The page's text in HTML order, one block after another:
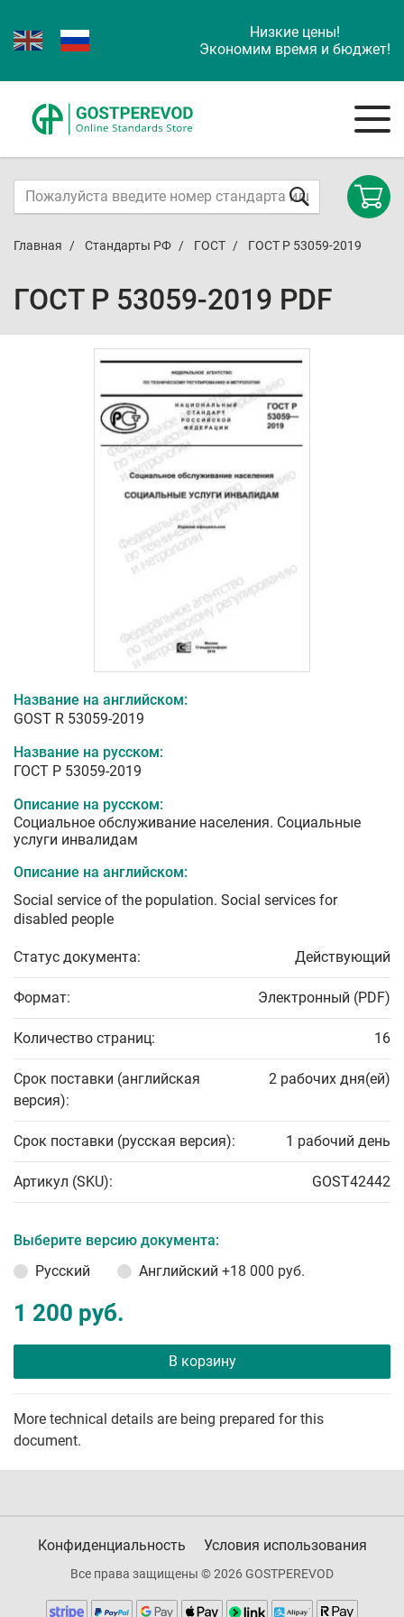
Низкие цены!
Экономим время и бюджет!
Главная Стандарты РФ ГОСТ ГОСТ Р 53059-2019
ГОСТ Р 53059-2019 PDF
Название на английском:
GOST R 53059-2019
Название на русском:
ГОСТ Р 53059-2019
Описание на русском:
Социальное обслуживание населения. Социальные
услуги инвалидам
Описание на английском:
Social service of the population. Social services for
disabled people
Статус документа: Действующий
Формат: Электронный (PDF)
Количество страниц: 16
Срок поставки (английская
версия):
2 рабочих дня(ей)
Срок поставки (русская версия): 1 рабочий день
Артикул (SKU): GOST42442
Выберите версию документа:
Русский
Английский +18 000 руб.
1 200 руб.
В корзину
More technical details are being prepared for this
document.
Конфиденциальность Условия использования
Все права защищены © 2026 GOSTPEREVOD